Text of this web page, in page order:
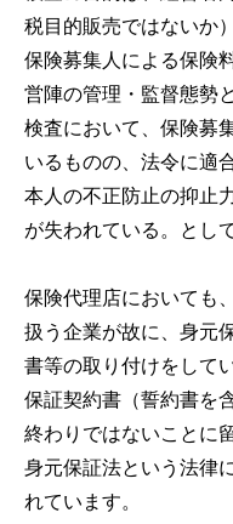
税目的販売ではないか
保険募集人による保険
営陣の管理・監督態勢
検査において、保険募
いるものの、法令に適
本人の不正防止の抑止
が失われている。とし
保険代理店においても
扱う企業が故に、身元
書等の取り付けをして
保証契約書（誓約書を
終わりではないことに
身元保証法という法律
れています。